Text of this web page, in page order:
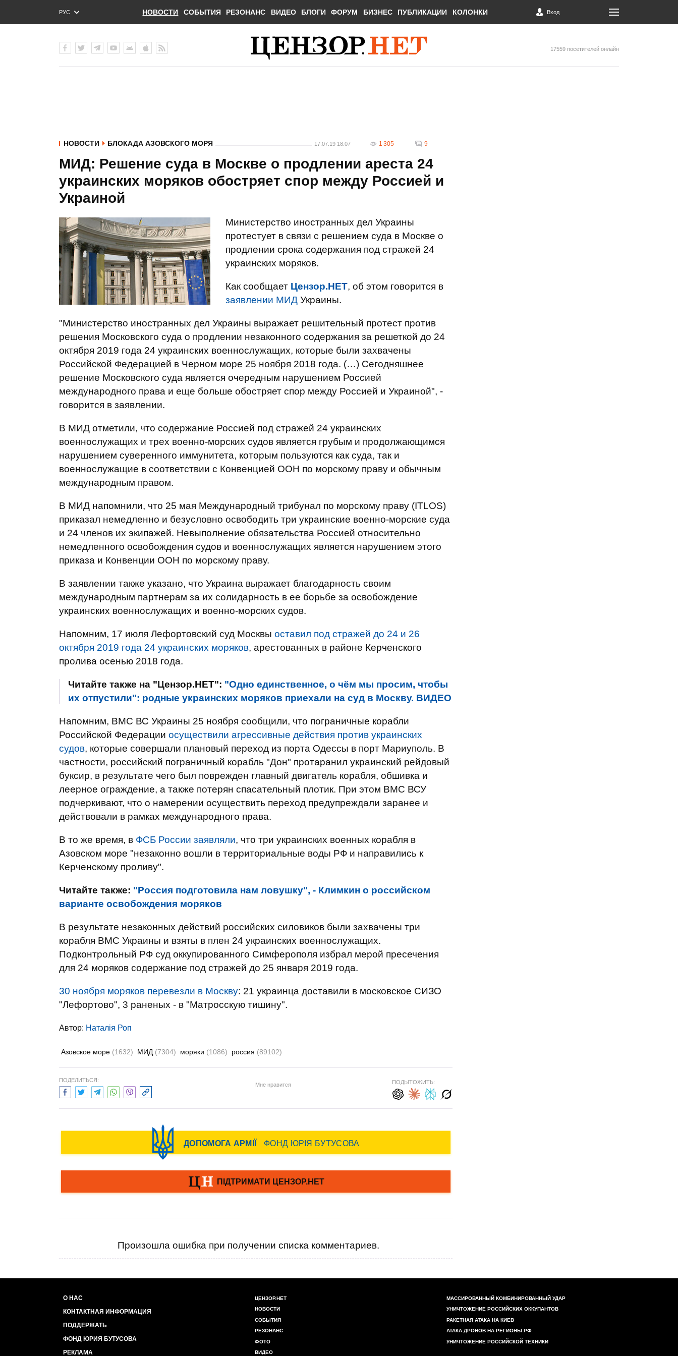
РУС
ENG
НОВОСТИ СОБЫТИЯ РЕЗОНАНС ВИДЕО БЛОГИ ФОРУМ БИЗНЕС ПУБЛИКАЦИИ КОЛОНКИ Вход
17559 посетителей онлайн
НОВОСТИ БЛОКАДА АЗОВСКОГО МОРЯ 17.07.19 18:07 1 305 9
МИД: Решение суда в Москве о продлении ареста 24
украинских моряков обостряет спор между Россией и
Украиной
Министерство иностранных дел Украины
протестует в связи с решением суда в Москве о
продлении срока содержания под стражей 24
украинских моряков.
Как сообщает Цензор.НЕТ, об этом говорится в
заявлении МИД Украины.
"Министерство иностранных дел Украины выражает решительный протест против
решения Московского суда о продлении незаконного содержания за решеткой до 24
октября 2019 года 24 украинских военнослужащих, которые были захвачены
Российской Федерацией в Черном море 25 ноября 2018 года. (…) Сегодняшнее
решение Московского суда является очередным нарушением Россией
международного права и еще больше обостряет спор между Россией и Украиной", -
говорится в заявлении.
В МИД отметили, что содержание Россией под стражей 24 украинских
военнослужащих и трех военно-морских судов является грубым и продолжающимся
нарушением суверенного иммунитета, которым пользуются как суда, так и
военнослужащие в соответствии с Конвенцией ООН по морскому праву и обычным
международным правом.
В МИД напомнили, что 25 мая Международный трибунал по морскому праву (ITLOS)
приказал немедленно и безусловно освободить три украинские военно-морские суда
и 24 членов их экипажей. Невыполнение обязательства Россией относительно
немедленного освобождения судов и военнослужащих является нарушением этого
приказа и Конвенции ООН по морскому праву.
В заявлении также указано, что Украина выражает благодарность своим
международным партнерам за их солидарность в ее борьбе за освобождение
украинских военнослужащих и военно-морских судов.
Напомним, 17 июля Лефортовский суд Москвы оставил под стражей до 24 и 26
октября 2019 года 24 украинских моряков, арестованных в районе Керченского
пролива осенью 2018 года.
Читайте также на "Цензор.НЕТ": "Одно единственное, о чём мы просим, чтобы
их отпустили": родные украинских моряков приехали на суд в Москву. ВИДЕО
Напомним, ВМС ВС Украины 25 ноября сообщили, что пограничные корабли
Российской Федерации осуществили агрессивные действия против украинских
судов, которые совершали плановый переход из порта Одессы в порт Мариуполь. В
частности, российский пограничный корабль "Дон" протаранил украинский рейдовый
буксир, в результате чего был поврежден главный двигатель корабля, обшивка и
леерное ограждение, а также потерян спасательный плотик. При этом ВМС ВСУ
подчеркивают, что о намерении осуществить переход предупреждали заранее и
действовали в рамках международного права.
В то же время, в ФСБ России заявляли, что три украинских военных корабля в
Азовском море "незаконно вошли в территориальные воды РФ и направились к
Керченскому проливу".
Читайте также: "Россия подготовила нам ловушку", - Климкин о российском
варианте освобождения моряков
В результате незаконных действий российских силовиков были захвачены три
корабля ВМС Украины и взяты в плен 24 украинских военнослужащих.
Подконтрольный РФ суд оккупированного Симферополя избрал мерой пресечения
для 24 моряков содержание под стражей до 25 января 2019 года.
30 ноября моряков перевезли в Москву: 21 украинца доставили в московское СИЗО
"Лефортово", 3 раненых - в "Матросскую тишину".
Автор: Наталія Роп
Азовское море (1632) МИД (7304) моряки (1086) россия (89102)
ПОДЕЛИТЬСЯ:
Мне нравится ПОДЫТОЖИТЬ:
Произошла ошибка при получении списка комментариев.
О НАС
КОНТАКТНАЯ ИНФОРМАЦИЯ
ПОДДЕРЖАТЬ
ФОНД ЮРИЯ БУТУСОВА
РЕКЛАМА
ЦЕНЗОР.НЕТ
НОВОСТИ
СОБЫТИЯ
РЕЗОНАНС
ФОТО
ВИДЕО
МАССИРОВАННЫЙ КОМБИНИРОВАННЫЙ УДАР
УНИЧТОЖЕНИЕ РОССИЙСКИХ ОККУПАНТОВ
РАКЕТНАЯ АТАКА НА КИЕВ
АТАКА ДРОНОВ НА РЕГИОНЫ РФ
УНИЧТОЖЕНИЕ РОССИЙСКОЙ ТЕХНИКИ